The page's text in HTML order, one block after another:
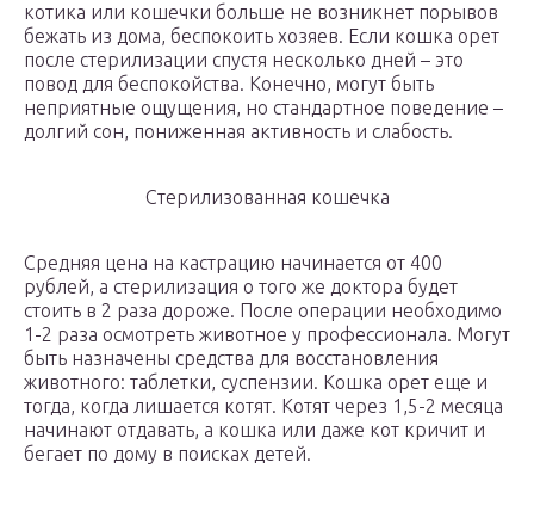
котика или кошечки больше не возникнет порывов
бежать из дома, беспокоить хозяев. Если кошка орет
после стерилизации спустя несколько дней – это
повод для беспокойства. Конечно, могут быть
неприятные ощущения, но стандартное поведение –
долгий сон, пониженная активность и слабость.
Стерилизованная кошечка
Средняя цена на кастрацию начинается от 400
рублей, а стерилизация о того же доктора будет
стоить в 2 раза дороже. После операции необходимо
1-2 раза осмотреть животное у профессионала. Могут
быть назначены средства для восстановления
животного: таблетки, суспензии. Кошка орет еще и
тогда, когда лишается котят. Котят через 1,5-2 месяца
начинают отдавать, а кошка или даже кот кричит и
бегает по дому в поисках детей.